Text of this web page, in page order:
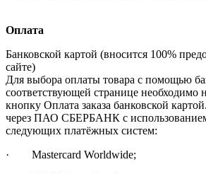
Оплата
Банковской картой (вносится 100%
сайте)
Для выбора оплаты товара с помощью
соответствующей странице необходимо
кнопку Оплата заказа банковской
через ПАО СБЕРБАНК с
следующих платёжных систем:
· Mastercard Worldwide;